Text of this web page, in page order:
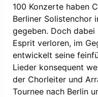
100 Konzerte haben
Berliner Solistenchor
gegeben. Doch
Esprit verloren, im
entwickelt seine
Lieder konsequent
der Chorleiter und
Tournee nach Berlin